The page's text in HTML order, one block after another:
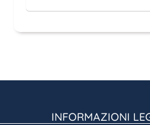
INFORMAZIONI